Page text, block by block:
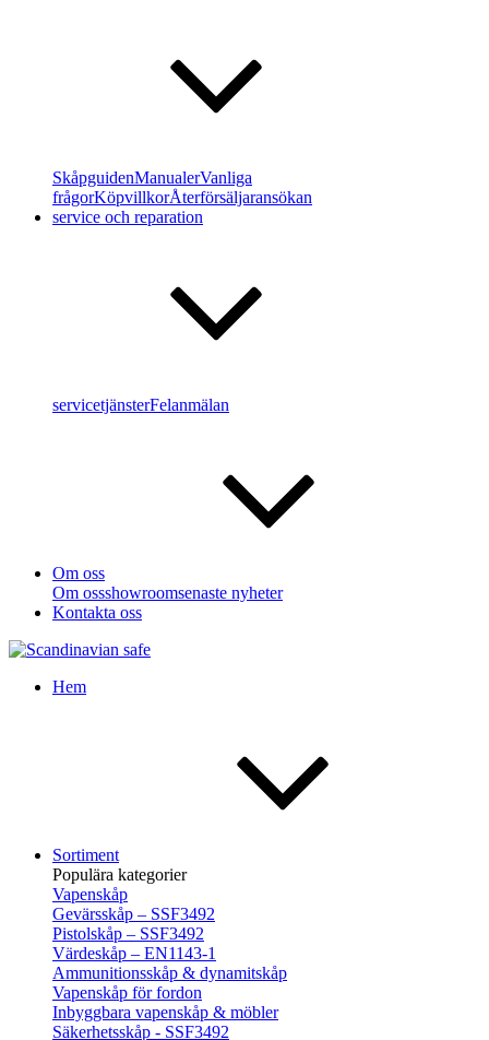
SkåpguidenManualerVanliga
frågorKöpvillkorÅterförsäljaransökan
service och reparation
servicetjänsterFelanmälan
Om oss
Om ossshowroomsenaste nyheter
Kontakta oss
Hem
Sortiment
Populära kategorier
Vapenskåp
Gevärsskåp – SSF3492
Pistolskåp – SSF3492
Värdeskåp – EN1143-1
Ammunitionsskåp & dynamitskåp
Vapenskåp för fordon
Inbyggbara vapenskåp & möbler
Säkerhetsskåp - SSF3492